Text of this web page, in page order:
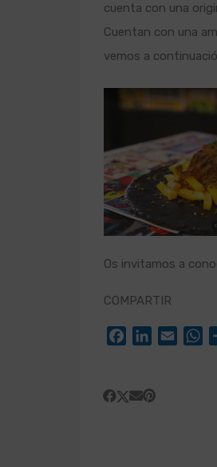
cuenta con una
Cuentan con una
vemos a
Os invitamos a
COMPARTIR
FacebookLinkedIn
Email